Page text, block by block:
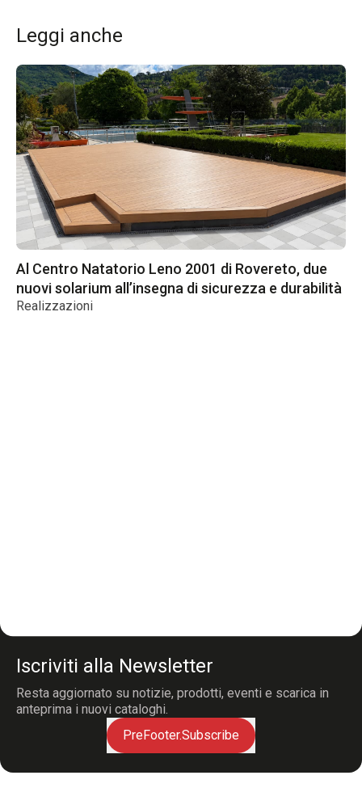
Leggi anche
Al Centro Natatorio Leno 2001 di Rovereto, due
nuovi solarium all’insegna di sicurezza e durabilità
Realizzazioni
Iscriviti alla Newsletter
Resta aggiornato su notizie, prodotti, eventi e scarica in
anteprima i nuovi cataloghi.
PreFooter.Subscribe